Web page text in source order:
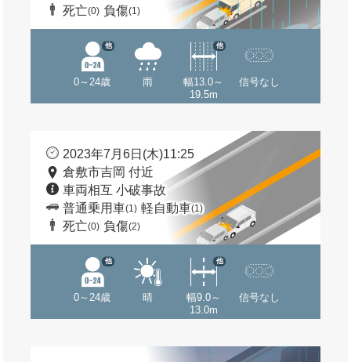
死亡(0) 負傷(1)
0～24歳
他
雨
幅13.0～
19.5m
他
信号なし
2023年7月6日(木)11:25
倉敷市吉岡 付近
車両相互 小破事故
普通乗用車(1) 軽自動車(1)
死亡(0) 負傷(2)
0～24歳
他
晴
幅9.0～
13.0m
他
信号なし